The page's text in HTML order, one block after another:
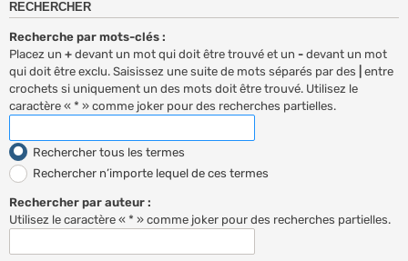
RECHERCHER
Recherche par mots-clés :
Placez un + devant un mot qui doit être trouvé et un - devant un mot
qui doit être exclu. Saisissez une suite de mots séparés par des
entre
crochets si uniquement un des mots doit être trouvé. Utilisez le
caractère « * » comme joker pour des recherches partielles.
Rechercher tous les termes
Rechercher n’importe lequel de ces termes
Rechercher par auteur :
Utilisez le caractère « * » comme joker pour des recherches partielles.